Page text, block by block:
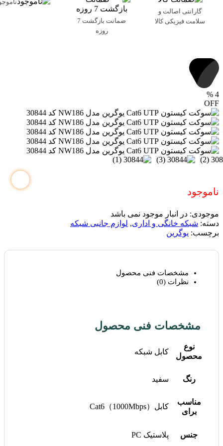
گارانتی اصالت و
سلامت فیزیکی کالا
ضمانت بازگشت 7
روزه
4
%
OFF
ناموجود
موجودی: در انبار موجود نمی باشد
دسته: شبکه خانگی و اداری, لوازم جانبی شبکه
برچسب: یوگرین
مشخصات فنی محصول
نظرات (0)
مشخصات فنی محصول
نوع
محصول
کابل شبکه
رنگ سفید
مناسب
برای
کابلCat6（1000Mbps）
جنس پلاستیک PC